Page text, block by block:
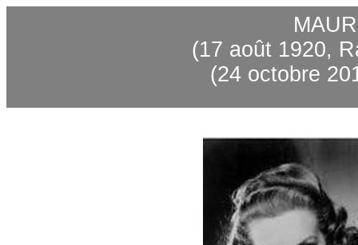
(17 août 1920,
(24 octobre